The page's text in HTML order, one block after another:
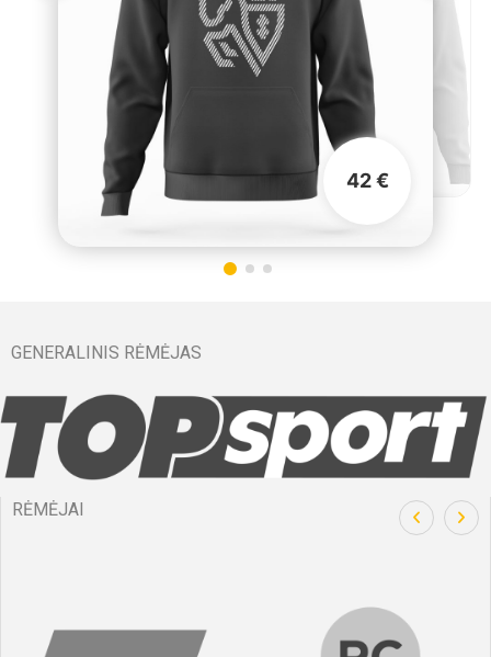
42 €
GENERALINIS RĖMĖJAS
RĖMĖJAI